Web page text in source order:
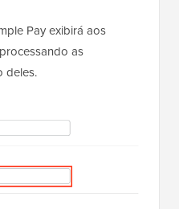
Pay exibirá aos
as
deles.